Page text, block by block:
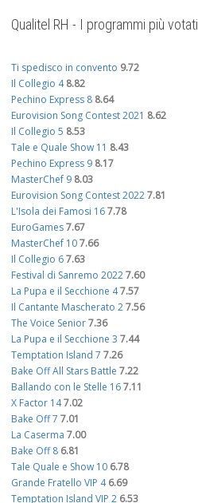
Qualitel RH - I programmi più votati
Ti spedisco in convento 9.72
Il Collegio 4 8.82
Pechino Express 8 8.64
Eurovision Song Contest 2021 8.62
Il Collegio 5 8.53
Tale e Quale Show 11 8.43
Pechino Express 9 8.17
MasterChef 9 8.03
Eurovision Song Contest 20227.81
L'Isola dei Famosi 167.78
EuroGames7.67
MasterChef 107.66
Il Collegio 67.63
Festival di Sanremo 20227.60
La Pupa e il Secchione 47.57
Il Cantante Mascherato 27.56
The Voice Senior7.36
La Pupa e il Secchione 3 7.44
Temptation Island 7 7.26
Bake Off All Stars Battle 7.22
Ballando con le Stelle 167.11
X Factor 147.02
Bake Off 7 7.01
La Caserma 7.00
Bake Off 8 6.81
Tale Quale e Show 10 6.78
Grande Fratello VIP 4 6.69
Temptation Island VIP 2 6.53